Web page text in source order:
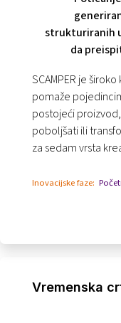
strukturiranih
da
SCAMPER je
pomaže
postojeći
poboljšati ili
za sedam vrsta
Inovacijske faze:
Vremenska